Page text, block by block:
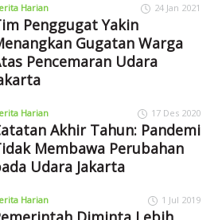
Harian 24 Jan 2021
Penggugat Yakin
Gugatan Warga
Pencemaran Udara
Harian 17 Des 2020
Akhir Tahun: Pandemi
Membawa Perubahan
Udara Jakarta
Harian 1 Jul 2019